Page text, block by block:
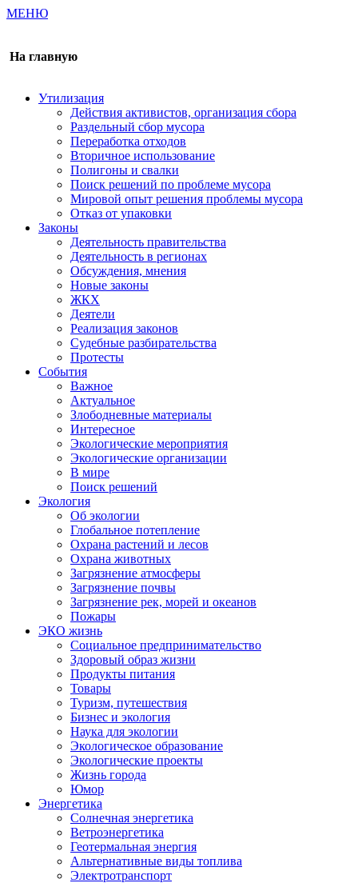
МЕНЮ
На главную
Утилизация
Действия активистов, организация сбора
Раздельный сбор мусора
Переработка отходов
Вторичное использование
Полигоны и свалки
Поиск решений по проблеме мусора
Мировой опыт решения проблемы мусора
Отказ от упаковки
Законы
Деятельность правительства
Деятельность в регионах
Обсуждения, мнения
Новые законы
ЖКХ
Деятели
Реализация законов
Судебные разбирательства
Протесты
События
Важное
Актуальное
Злободневные материалы
Интересное
Экологические мероприятия
Экологические организации
В мире
Поиск решений
Экология
Об экологии
Глобальное потепление
Охрана растений и лесов
Охрана животных
Загрязнение атмосферы
Загрязнение почвы
Загрязнение рек, морей и океанов
Пожары
ЭКО жизнь
Социальное предпринимательство
Здоровый образ жизни
Продукты питания
Товары
Туризм, путешествия
Бизнес и экология
Наука для экологии
Экологическое образование
Экологические проекты
Жизнь города
Юмор
Энергетика
Солнечная энергетика
Ветроэнергетика
Геотермальная энергия
Альтернативные виды топлива
Электротранспорт